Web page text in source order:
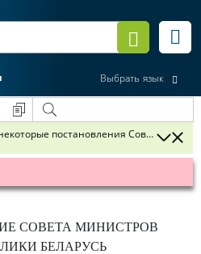
Выбрать язык
постановления Совета
СОВЕТА МИНИСТРОВ
БЕЛАРУСЬ